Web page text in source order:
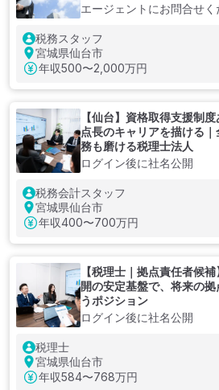
エージェントにお問合せく
税務スタッフ
宮城県仙台市
年収500〜2,000万円
【仙台】資格取得支援制
点長のキャリアを描ける
務も磨ける税理士法人
ログイン後に社名公開
税務会計スタッフ
宮城県仙台市
年収400〜700万円
【税理士｜拠点責任者候
開の安定基盤で、将来の
うポジション
ログイン後に社名公開
税理士
宮城県仙台市
年収584〜768万円